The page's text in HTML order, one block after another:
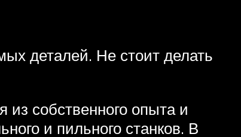
деталей. Не стоит делать
собственного опыта и
и пильного станков. В